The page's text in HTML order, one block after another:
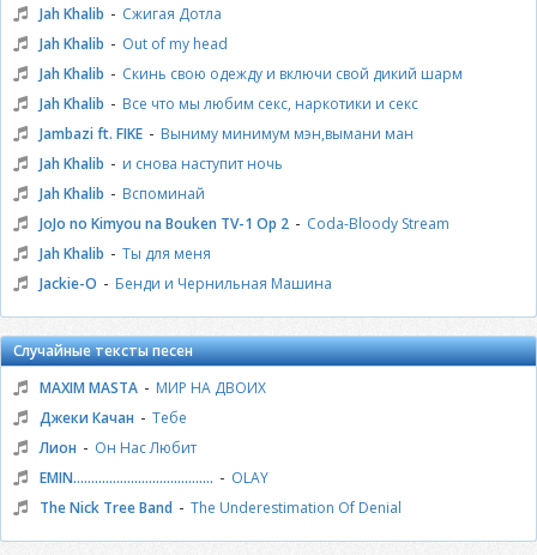
Jah Khalib - Сжигая Дотла
Jah Khalib - Out of my head
Jah Khalib - Скинь свою одежду и включи свой дикий шарм
Jah Khalib - Все что мы любим секс, наркотики и секс
Jambazi ft. FIKE - Выниму минимум мэн,вымани ман
Jah Khalib - и снова наступит ночь
Jah Khalib - Вспоминай
JoJo no Kimyou na Bouken TV-1 Op 2 - Coda-Bloody Stream
Jah Khalib - Ты для меня
Jackie-O - Бенди и Чернильная Машина
Случайные тексты песен
MAXIM MASTA - МИР НА ДВОИХ
Джеки Качан - Тебе
Лион - Он Нас Любит
EMIN....................................... - OLAY
The Nick Tree Band - The Underestimation Of Denial